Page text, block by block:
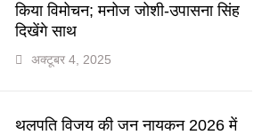
किया विमोचन; मनोज जोशी-उपासना सिंह
दिखेंगे साथ
अक्टूबर 4, 2025
थलपति विजय की जन नायकन 2026 में